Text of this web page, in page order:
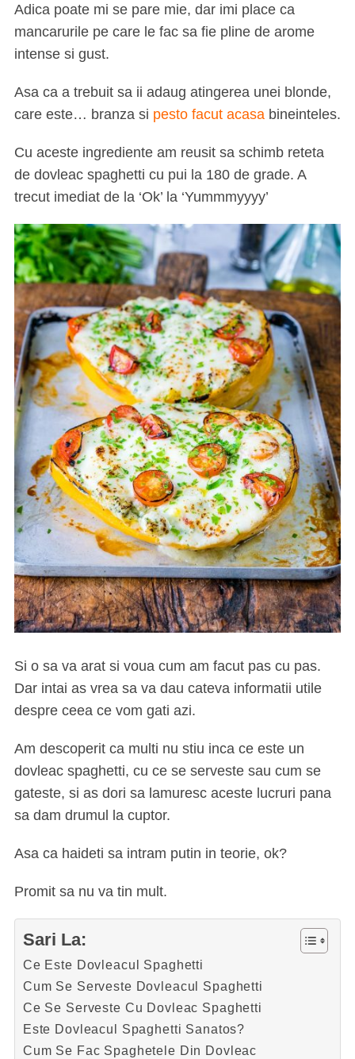
Adica poate mi se pare mie, dar imi place ca
mancarurile pe care le fac sa fie pline de arome
intense si gust.
Asa ca a trebuit sa ii adaug atingerea unei blonde,
care este… branza si pesto facut acasabineinteles.
Cu aceste ingrediente am reusit sa schimb reteta
de dovleac spaghetti cu pui la 180 de grade. A
trecut imediat de la ‘Ok’ la ‘Yummmyyyy’
Si o sa va arat si voua cum am facut pas cu pas.
Dar intai as vrea sa va dau cateva informatii utile
despre ceea ce vom gati azi.
Am descoperit ca multi nu stiu inca ce este un
dovleac spaghetti, cu ce se serveste sau cum se
gateste, si as dori sa lamuresc aceste lucruri pana
sa dam drumul la cuptor.
Asa ca haideti sa intram putin in teorie, ok?
Promit sa nu va tin mult.
Sari La:
Ce Este Dovleacul Spaghetti
Cum Se Serveste Dovleacul Spaghetti
Ce Se Serveste Cu Dovleac Spaghetti
Este Dovleacul Spaghetti Sanatos?
Cum Se Fac Spaghetele Din Dovleac